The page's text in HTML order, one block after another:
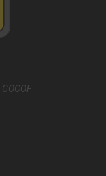
COCOF